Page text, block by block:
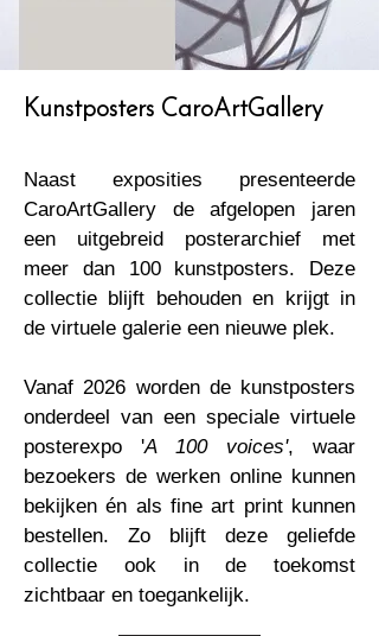
Kunstposters CaroArtGallery
Naast exposities presenteerde
CaroArtGallery de afgelopen jaren
een uitgebreid posterarchief met
meer dan 100 kunstposters. Deze
collectie blijft behouden en krijgt in
de virtuele galerie een nieuwe plek.
Vanaf 2026 worden de kunstposters
onderdeel van een speciale virtuele
posterexpo 'A 100 voices', waar
bezoekers de werken online kunnen
bekijken én als fine art print kunnen
bestellen. Zo blijft deze geliefde
collectie ook in de toekomst
zichtbaar en toegankelijk.